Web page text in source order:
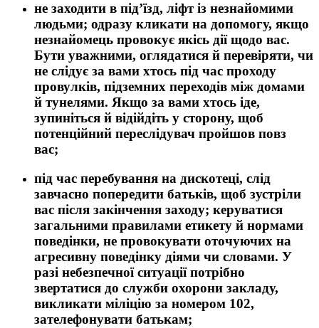
не заходити в під’їзд, ліфт із незнайомими
людьми; одразу кликати на допомогу, якщо
незнайомець провокує якісь дії щодо вас.
Бути уважними, оглядатися й перевіряти, чи
не слідує за вами хтось під час проходу
провулків, підземних переходів між домами
й тунелями. Якщо за вами хтось іде,
зупиніться й відійдіть у сторону, щоб
потенційний переслідувач пройшов повз
вас;
під час перебування на дискотеці, слід
завчасно попередити батьків, щоб зустріли
вас після закінчення заходу; керуватися
загальними правилами етикету й нормами
поведінки, не провокувати оточуючих на
агресивну поведінку діями чи словами. У
разі небезпечної ситуації потрібно
звертатися до служби охорони закладу,
викликати міліцію за номером 102,
зателефонувати батькам;